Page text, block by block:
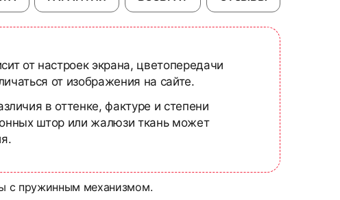
от настроек экрана, цветопередачи
от изображения на сайте.
в оттенке, фактуре и степени
штор или жалюзи ткань может
с пружинным механизмом.